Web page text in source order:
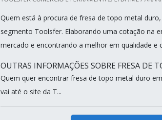
Quem está à procura de fresa de topo metal
segmento Toolsfer. Elaborando uma cotação na
mercado e encontrando a melhor em qualidade e
OUTRAS INFORMAÇÕES SOBRE FRESA DE
Quem quer encontrar fresa de topo metal duro
vai até o site da T...